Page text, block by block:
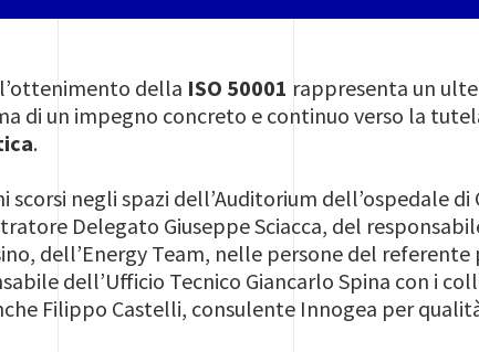
della ISO 50001 rappresenta un
di un impegno concreto e continuo verso la
.
scorsi negli spazi dell’Auditorium dell’ospedale di
Delegato Giuseppe Sciacca, del
dell’Energy Team, nelle persone del
dell’Ufficio Tecnico Giancarlo Spina con i
Filippo Castelli, consulente Innogea per